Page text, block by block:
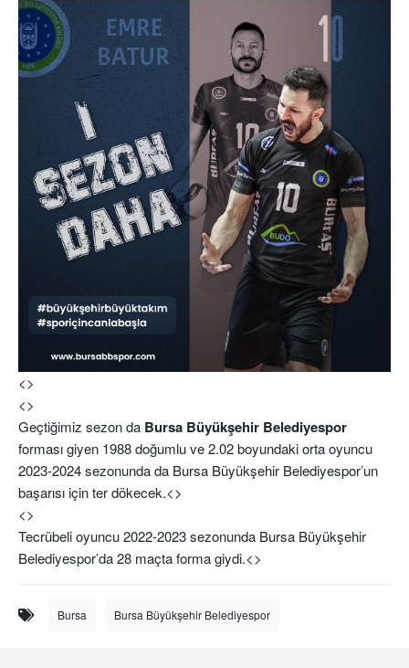
<>
<>
Geçtiğimiz sezon da Bursa Büyükşehir Belediyespor
forması giyen 1988 doğumlu ve 2.02 boyundaki orta oyuncu
2023-2024 sezonunda da Bursa Büyükşehir Belediyespor’un
başarısı için ter dökecek.<>
<>
Tecrübeli oyuncu 2022-2023 sezonunda Bursa Büyükşehir
Belediyespor’da 28 maçta forma giydi.<>
Bursa Bursa Büyükşehir Belediyespor